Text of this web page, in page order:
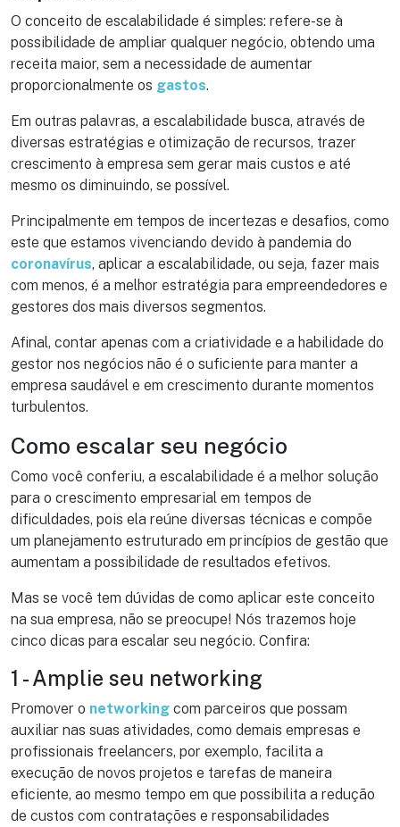
O conceito de escalabilidade é simples: refere-se à
possibilidade de ampliar qualquer negócio, obtendo uma
receita maior, sem a necessidade de aumentar
proporcionalmente os gastos.
Em outras palavras, a escalabilidade busca, através de
diversas estratégias e otimização de recursos, trazer
crescimento à empresa sem gerar mais custos e até
mesmo os diminuindo, se possível.
Principalmente em tempos de incertezas e desafios, como
este que estamos vivenciando devido à pandemia do
coronavírus, aplicar a escalabilidade, ou seja, fazer mais
com menos, é a melhor estratégia para empreendedores e
gestores dos mais diversos segmentos.
Afinal, contar apenas com a criatividade e a habilidade do
gestor nos negócios não é o suficiente para manter a
empresa saudável e em crescimento durante momentos
turbulentos.
Como escalar seu negócio
Como você conferiu, a escalabilidade é a melhor solução
para o crescimento empresarial em tempos de
dificuldades, pois ela reúne diversas técnicas e compõe
um planejamento estruturado em princípios de gestão que
aumentam a possibilidade de resultados efetivos.
Mas se você tem dúvidas de como aplicar este conceito
na sua empresa, não se preocupe! Nós trazemos hoje
cinco dicas para escalar seu negócio. Confira:
1 - Amplie seu networking
Promover o networking com parceiros que possam
auxiliar nas suas atividades, como demais empresas e
profissionais freelancers, por exemplo, facilita a
execução de novos projetos e tarefas de maneira
eficiente, ao mesmo tempo em que possibilita a redução
de custos com contratações e responsabilidades